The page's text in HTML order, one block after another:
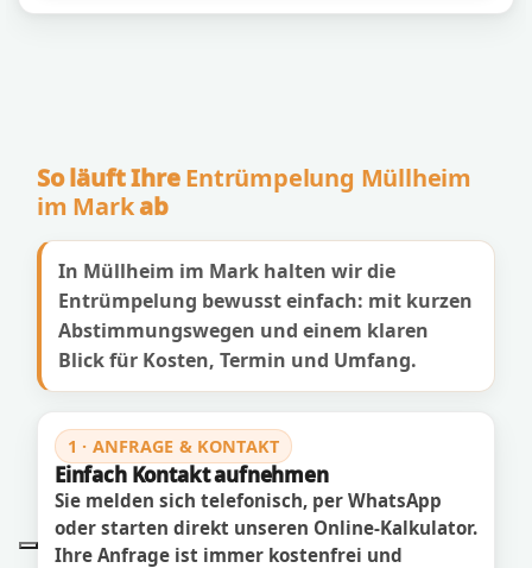
So läuft IhreEntrümpelung Müllheim
im Markab
In Müllheim im Mark halten wir die
Entrümpelung bewusst einfach: mit kurzen
Abstimmungswegen und einem klaren
Blick für Kosten, Termin und Umfang.
1 · ANFRAGE & KONTAKT
Einfach Kontakt aufnehmen
Sie melden sich telefonisch, per WhatsApp
oder starten direkt unseren Online-Kalkulator.
Ihre Anfrage ist immer kostenfrei und